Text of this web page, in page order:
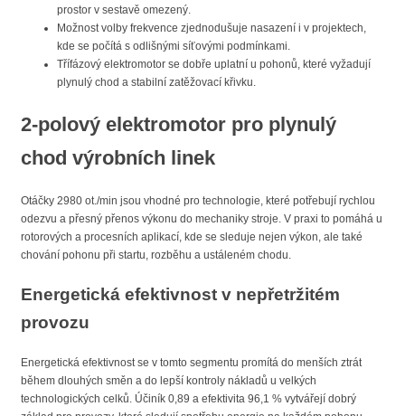
prostor v sestavě omezený.
Možnost volby frekvence zjednodušuje nasazení i v projektech,
kde se počítá s odlišnými síťovými podmínkami.
Třífázový elektromotor se dobře uplatní u pohonů, které vyžadují
plynulý chod a stabilní zatěžovací křivku.
2-polový elektromotor pro plynulý
chod výrobních linek
Otáčky 2980 ot./min jsou vhodné pro technologie, které potřebují rychlou
odezvu a přesný přenos výkonu do mechaniky stroje. V praxi to pomáhá u
rotorových a procesních aplikací, kde se sleduje nejen výkon, ale také
chování pohonu při startu, rozběhu a ustáleném chodu.
Energetická efektivnost v nepřetržitém
provozu
Energetická efektivnost se v tomto segmentu promítá do menších ztrát
během dlouhých směn a do lepší kontroly nákladů u velkých
technologických celků. Účiník 0,89 a efektivita 96,1 % vytvářejí dobrý